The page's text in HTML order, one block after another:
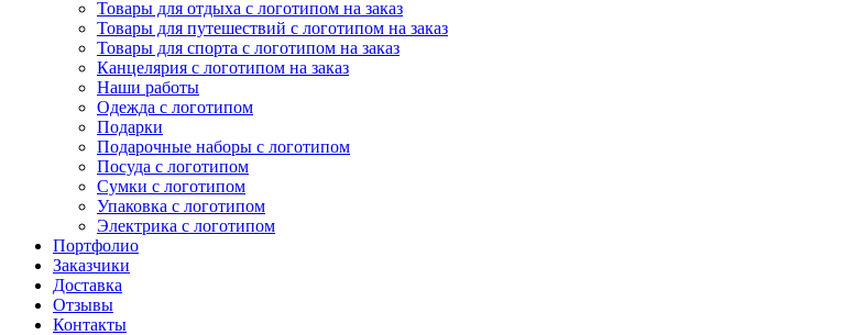
Товары для отдыха с логотипом на заказ
Товары для путешествий с логотипом на заказ
Товары для спорта с логотипом на заказ
Канцелярия с логотипом на заказ
Наши работы
Одежда с логотипом
Подарки
Подарочные наборы с логотипом
Посуда с логотипом
Сумки с логотипом
Упаковка с логотипом
Электрика с логотипом
Портфолио
Заказчики
Доставка
Отзывы
Контакты